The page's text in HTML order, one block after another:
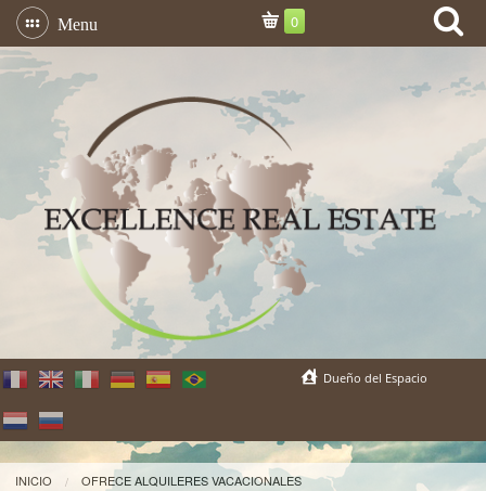
Menu 0
Dueño del Espacio
INICIO OFRECE ALQUILERES VACACIONALES